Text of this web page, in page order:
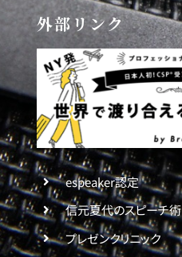
外部リンク
espeaker認定
信元夏代のスピーチ術
プレゼンクリニック